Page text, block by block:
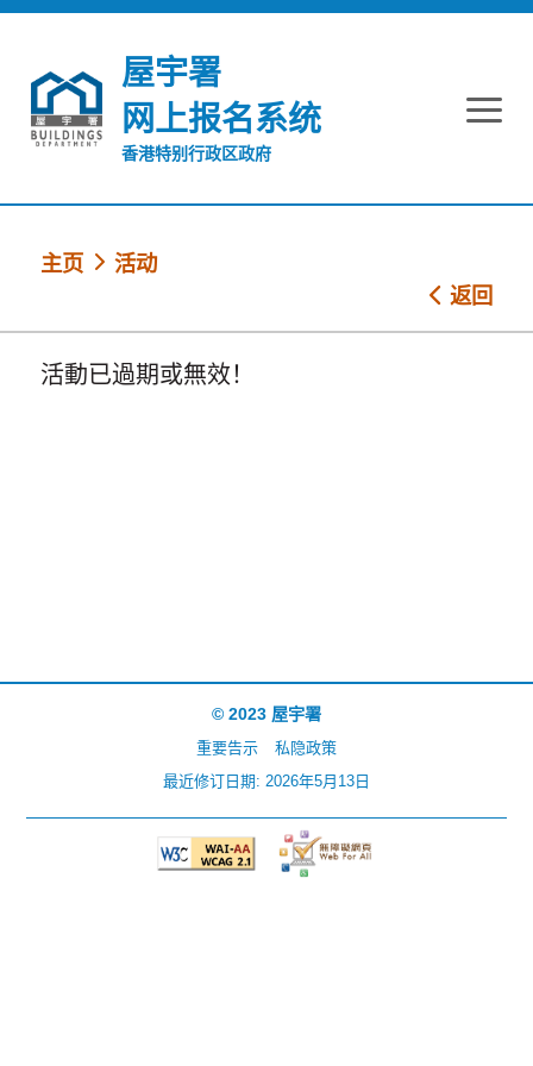
跳到内容
屋宇署
网上报名系统
香港特别行政区政府
主页
活动
返回
活動已過期或無效！
© 2023 屋宇署
重要告示
私隐政策
最近修订日期: 2026年5月13日